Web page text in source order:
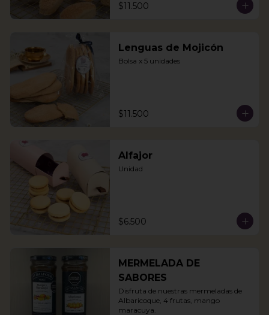
$11.500
Lenguas de Mojicón
Bolsa x 5 unidades
$11.500
Alfajor
Unidad
$6.500
MERMELADA DE
SABORES
Disfruta de nuestras mermeladas de
Albaricoque, 4 frutas, mango
maracuya.